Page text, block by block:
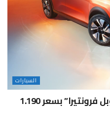
السيارات
“منصور للسيارات” تطرح “أوبل فرونتيرا” بسعر 1.190